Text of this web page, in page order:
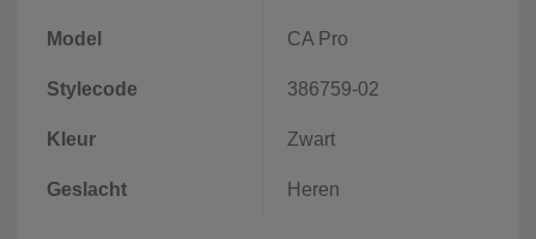
Model CA Pro
Stylecode 386759-02
Kleur Zwart
Geslacht Heren